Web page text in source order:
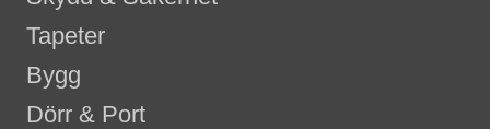
Tapeter
Bygg
Dörr & Port